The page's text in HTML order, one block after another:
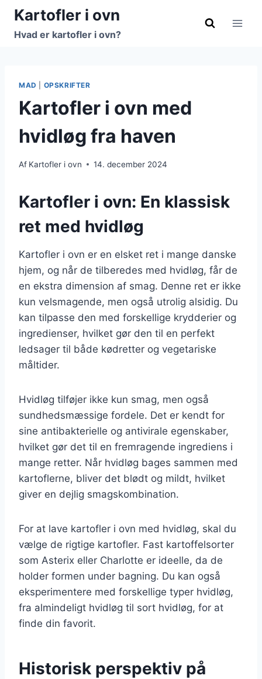
Fortsæt
indhold
Kartofler i ovn
Hvad er kartofler i ovn?
MAD OPSKRIFTER
Kartofler i ovn med
hvidløg fra haven
Af Kartofler i ovn 14. december 2024
Kartofler i ovn: En klassisk
ret med hvidløg
Kartofler i ovn er en elsket ret i mange danske
hjem, og når de tilberedes med hvidløg, får de
en ekstra dimension af smag. Denne ret er ikke
kun velsmagende, men også utrolig alsidig. Du
kan tilpasse den med forskellige krydderier og
ingredienser, hvilket gør den til en perfekt
ledsager til både kødretter og vegetariske
måltider.
Hvidløg tilføjer ikke kun smag, men også
sundhedsmæssige fordele. Det er kendt for
sine antibakterielle og antivirale egenskaber,
hvilket gør det til en fremragende ingrediens i
mange retter. Når hvidløg bages sammen med
kartoflerne, bliver det blødt og mildt, hvilket
giver en dejlig smagskombination.
For at lave kartofler i ovn med hvidløg, skal du
vælge de rigtige kartofler. Fast kartoffelsorter
som Asterix eller Charlotte er ideelle, da de
holder formen under bagning. Du kan også
eksperimentere med forskellige typer hvidløg,
fra almindeligt hvidløg til sort hvidløg, for at
finde din favorit.
Historisk perspektiv på